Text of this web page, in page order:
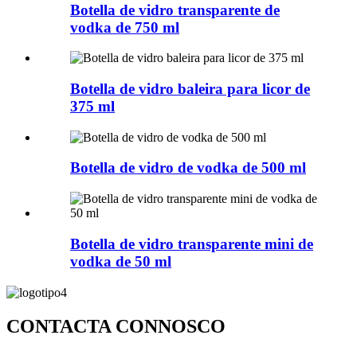
Botella de vidro transparente de
vodka de 750 ml
Botella de vidro baleira para licor de
375 ml
Botella de vidro de vodka de 500 ml
Botella de vidro transparente mini de
vodka de 50 ml
CONTACTA CONNOSCO